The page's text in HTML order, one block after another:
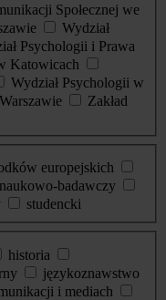
Społecznej we
Wydział
Psychologii i Prawa
Katowicach
Wydział Psychologii w
Zakład
europejskich
naukowo-badawczy
studencki
historia
językoznawstwo
i mediach